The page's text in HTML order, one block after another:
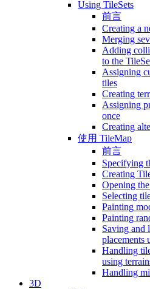
Using TileSets
前言
Creating a
Merging
Adding
to the
Assigning
tiles
Creating
Assigning
once
Creating
使用 TileMap
前言
Specifying
Creating
Opening
Selecting
Painting
Painting
Saving and
placements
Handling
using
Handling
3D